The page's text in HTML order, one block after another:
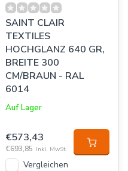
SAINT CLAIR
TEXTILES
HOCHGLANZ 640 GR,
BREITE 300
CM/BRAUN - RAL
6014
Auf Lager
€573,43
€693,85 Inkl. MwSt.
Vergleichen